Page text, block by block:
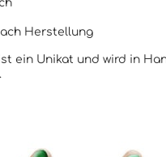
Herstellung
ein Unikat und wird in